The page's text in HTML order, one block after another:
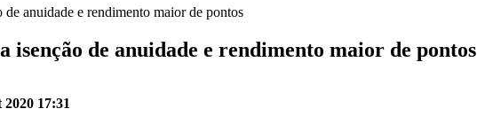
anuidade e rendimento maior de pontos
isenção de anuidade e rendimento maior de pontos
2020 17:31